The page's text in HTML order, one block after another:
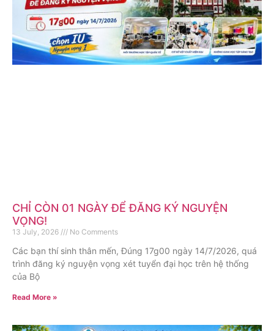
CHỈ CÒN 01 NGÀY ĐỂ ĐĂNG KÝ NGUYỆN
VỌNG!
13 July, 2026 No Comments
Các bạn thí sinh thân mến, Đúng 17g00 ngày 14/7/2026, quá
trình đăng ký nguyện vọng xét tuyển đại học trên hệ thống
của Bộ
Read More »